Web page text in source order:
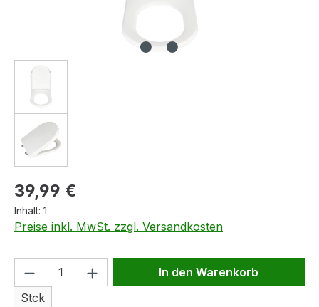
Regulärer Preis:
39,99 €
Inhalt: 1
Preise inkl. MwSt. zzgl. Versandkosten
Produkt Anzahl: Gib den
Stck
In den Warenkorb